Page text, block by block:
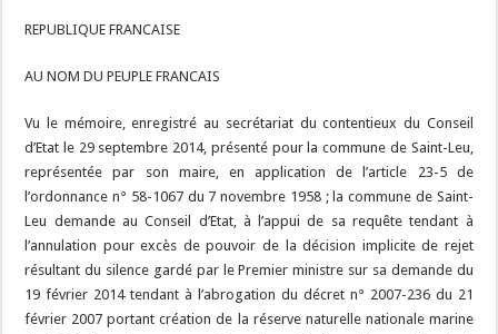
REPUBLIQUE FRANCAISE
AU NOM DU PEUPLE FRANCAIS
Vu le mémoire, enregistré au secrétariat du contentieux du Conseil
d’Etat le 29 septembre 2014, présenté pour la commune de Saint-Leu,
représentée par son maire, en application de l’article 23-5 de
l’ordonnance n° 58-1067 du 7 novembre 1958 ; la commune de Saint-
Leu demande au Conseil d’Etat, à l’appui de sa requête tendant à
l’annulation pour excès de pouvoir de la décision implicite de rejet
résultant du silence gardé par le Premier ministre sur sa demande du
19 février 2014 tendant à l’abrogation du décret n° 2007-236 du 21
février 2007 portant création de la réserve naturelle nationale marine